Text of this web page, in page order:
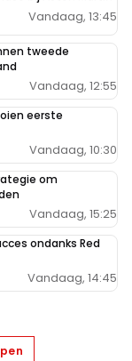
Vandaag, 13:45
tweede
Vandaag, 12:55
eerste
Vandaag, 10:30
om
Vandaag, 15:25
ondanks Red
Vandaag, 14:45